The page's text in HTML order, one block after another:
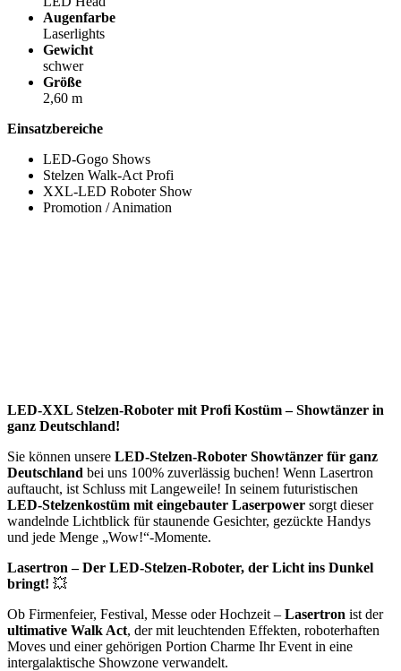
Augenfarbe
Laserlights
Gewicht
schwer
Größe
2,60 m
Einsatzbereiche
LED-Gogo Shows
Stelzen Walk-Act Profi
XXL-LED Roboter Show
Promotion / Animation
LED-XXL Stelzen-Roboter mit Profi Kostüm – Showtänzer in
ganz Deutschland!
Sie können unsere LED-Stelzen-Roboter Showtänzer für ganz
Deutschland bei uns 100% zuverlässig buchen! Wenn Lasertron
auftaucht, ist Schluss mit Langeweile! In seinem futuristischen
LED-Stelzenkostüm mit eingebauter Laserpower sorgt dieser
wandelnde Lichtblick für staunende Gesichter, gezückte Handys
und jede Menge „Wow!“-Momente.
Lasertron – Der LED-Stelzen-Roboter, der Licht ins Dunkel
bringt! 💥
Ob Firmenfeier, Festival, Messe oder Hochzeit – Lasertron ist der
ultimative Walk Act, der mit leuchtenden Effekten, roboterhaften
Moves und einer gehörigen Portion Charme Ihr Event in eine
intergalaktische Showzone verwandelt.